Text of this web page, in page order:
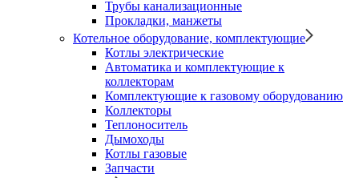
Трубы канализационные
Прокладки, манжеты
Котельное оборудование, комплектующие
Котлы электрические
Автоматика и комплектующие к
коллекторам
Комплектующие к газовому оборудованию
Коллекторы
Теплоноситель
Дымоходы
Котлы газовые
Запчасти